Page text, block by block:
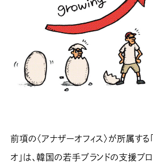
前項の〈アナザーオフィス〉が所属する
オ」は、韓国の若手ブランドの支援プ